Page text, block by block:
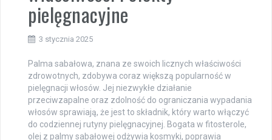
pielęgnacyjne
3 stycznia 2025
Palma sabałowa, znana ze swoich licznych właściwości
zdrowotnych, zdobywa coraz większą popularność w
pielęgnacji włosów. Jej niezwykłe działanie
przeciwzapalne oraz zdolność do ograniczania wypadania
włosów sprawiają, że jest to składnik, który warto włączyć
do codziennej rutyny pielęgnacyjnej. Bogata w fitosterole,